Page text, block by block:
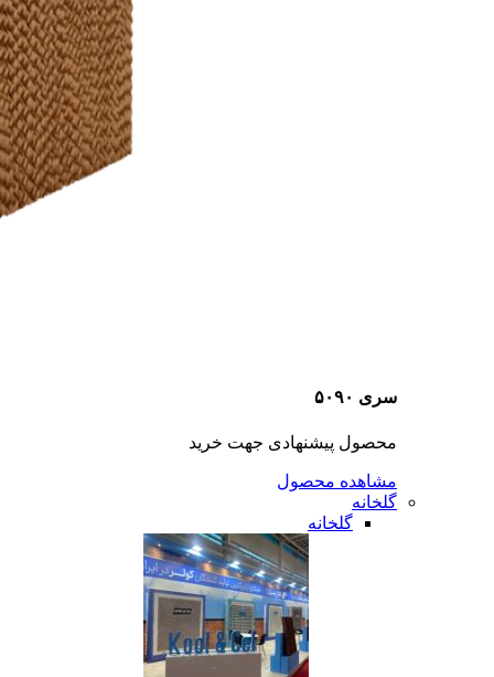
سری ۵۰۹۰
محصول پیشنهادی جهت خرید
مشاهده محصول
گلخانه
گلخانه